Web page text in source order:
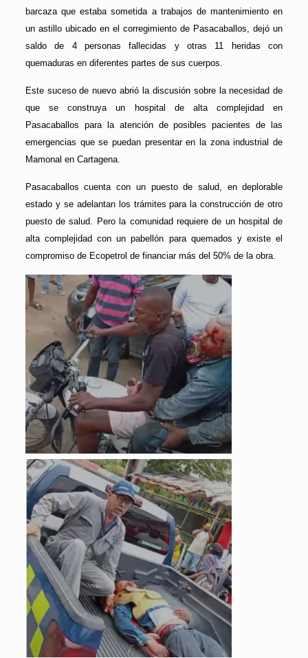
barcaza que estaba sometida a trabajos de mantenimiento en
un astillo ubicado en el corregimiento de Pasacaballos, dejó un
saldo de 4 personas fallecidas y otras 11 heridas con
quemaduras en diferentes partes de sus cuerpos.
Este suceso de nuevo abrió la discusión sobre la necesidad de
que se construya un hospital de alta complejidad en
Pasacaballos para la atención de posibles pacientes de las
emergencias que se puedan presentar en la zona industrial de
Mamonal en Cartagena.
Pasacaballos cuenta con un puesto de salud, en deplorable
estado y se adelantan los trámites para la construcción de otro
puesto de salud. Pero la comunidad requiere de un hospital de
alta complejidad con un pabellón para quemados y existe el
compromiso de Ecopetrol de financiar más del 50% de la obra.